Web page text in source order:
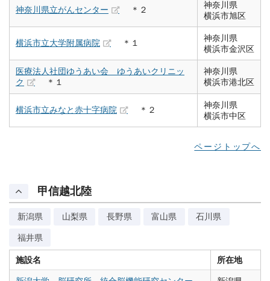
神奈川県立がんセンター ＊２
神奈川県
横浜市旭区
横浜市立大学附属病院 ＊１
神奈川県
横浜市金沢区
医療法人社団ゆうあい会 ゆうあいクリニッ
ク
＊１
神奈川県
横浜市港北区
横浜市立みなと赤十字病院 ＊２
神奈川県
横浜市中区
ページトップへ
甲信越北陸
新潟県 山梨県 長野県 富山県 石川県
福井県
施設名 所在地